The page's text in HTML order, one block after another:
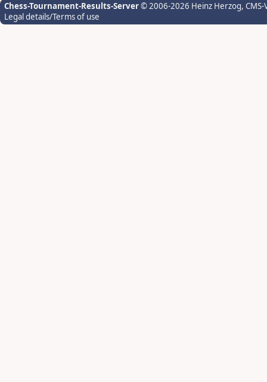
Chess-Tournament-Results-Server© 2006-2026 Heinz Herzog,
Legal details/Terms of use